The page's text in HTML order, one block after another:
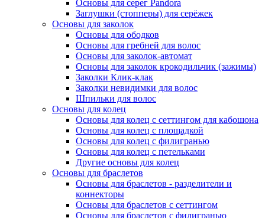
Основы для серег Pandora
Заглушки (стопперы) для серёжек
Основы для заколок
Основы для ободков
Основы для гребней для волос
Основы для заколок-автомат
Основы для заколок крокодильчик (зажимы)
Заколки Клик-клак
Заколки невидимки для волос
Шпильки для волос
Основы для колец
Основы для колец с сеттингом для кабошона
Основы для колец с площадкой
Основы для колец с филигранью
Основы для колец с петельками
Другие основы для колец
Основы для браслетов
Основы для браслетов - разделители и
коннекторы
Основы для браслетов с сеттингом
Основы для браслетов с филигранью